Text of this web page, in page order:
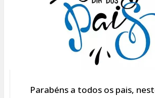
Parabéns a todos os pais,